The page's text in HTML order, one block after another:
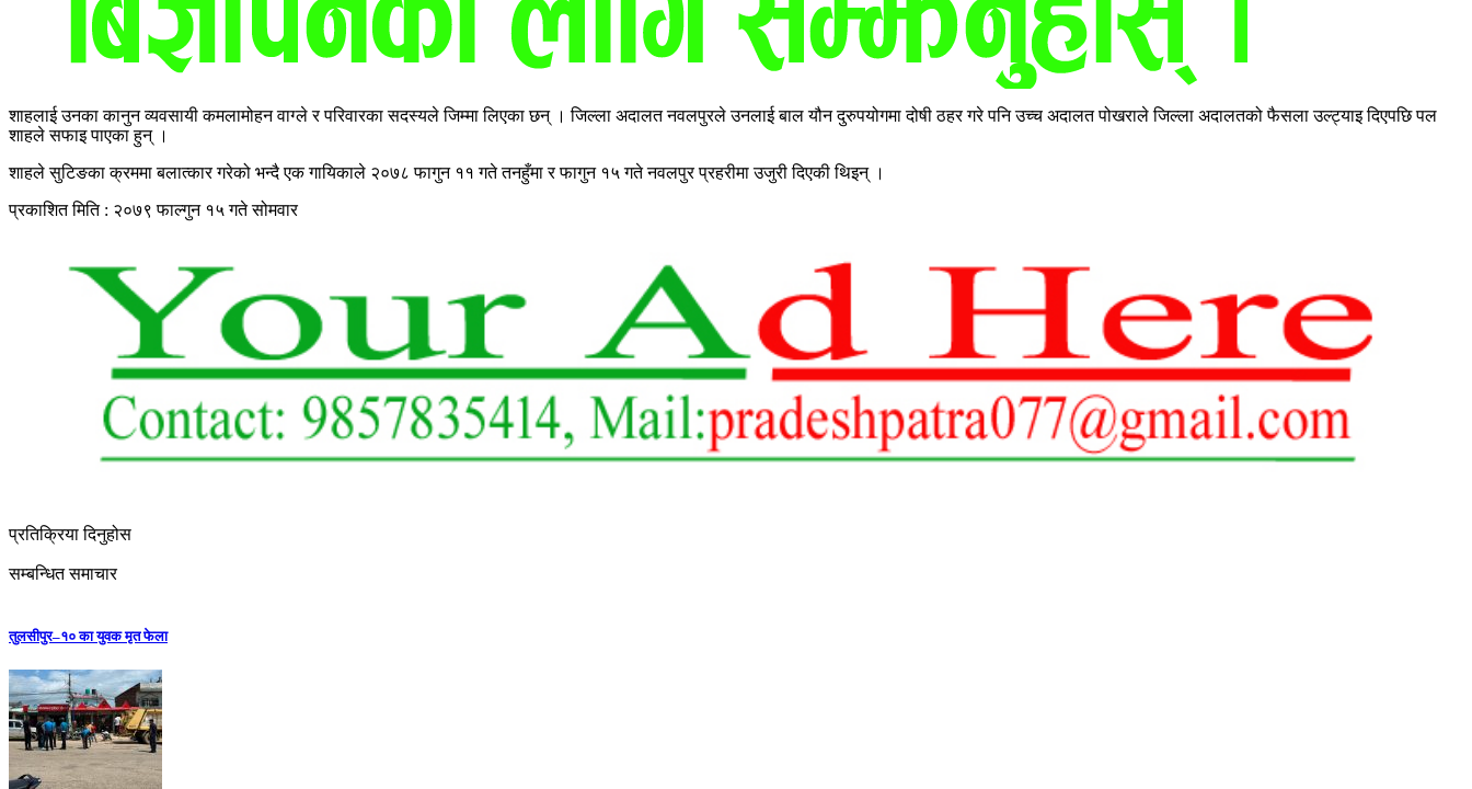
शाहलाई उनका कानुन व्यवसायी कमलामोहन वाग्ले र परिवारका सदस्यले जिम्मा लिएका छन् । जिल्ला अदालत नवलपुरले उनलाई बाल यौन दुरुपयोगमा दोषी ठहर गरे पनि उच्च अदालत पोखराले जिल्ला अदालतको फैसला उल्ट्याइ दिएपछि पल
शाहले सफाइ पाएका हुन् ।
शाहले सुटिङका क्रममा बलात्कार गरेको भन्दै एक गायिकाले २०७८ फागुन ११ गते तनहुँमा र फागुन १५ गते नवलपुर प्रहरीमा उजुरी दिएकी थिइन् ।
प्रकाशित मिति : २०७९ फाल्गुन १५ गते सोमवार
प्रतिक्रिया दिनुहोस
सम्बन्धित समाचार
तुलसीपुर–१० का युवक मृत फेला